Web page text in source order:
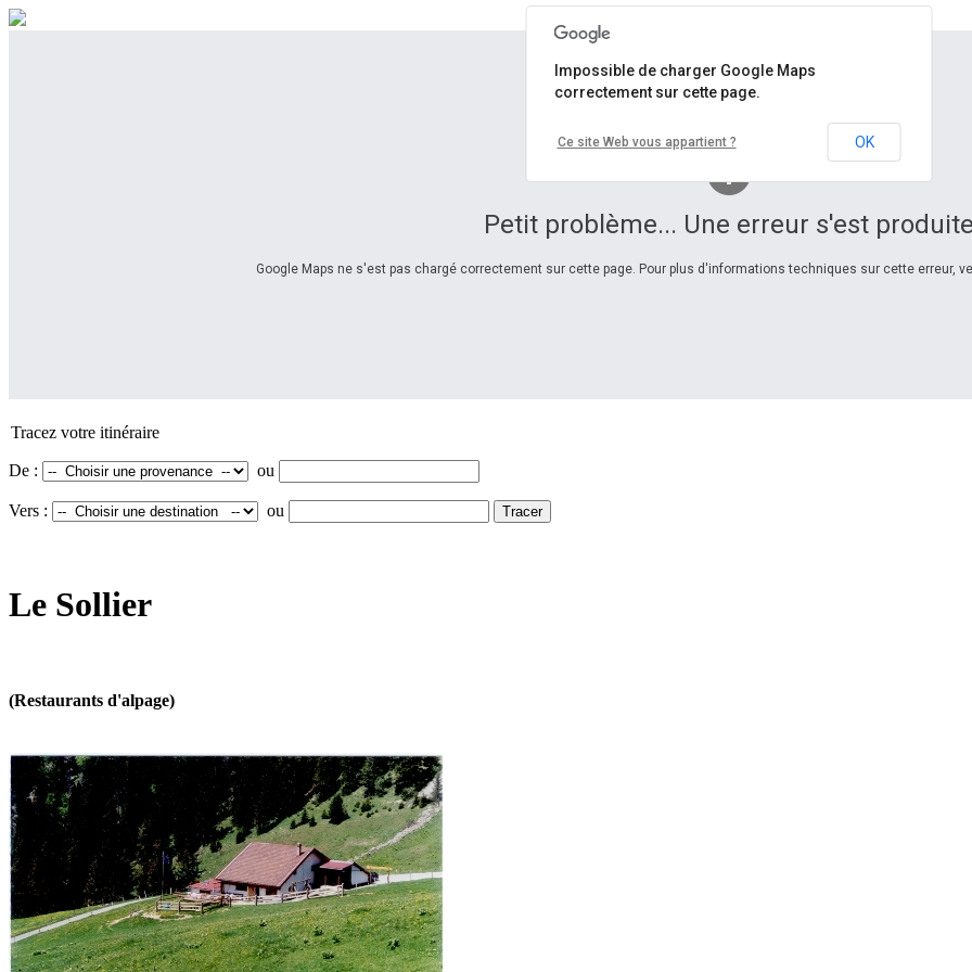
Petit problème... Une erreur s'est produite
Google Maps ne s'est pas chargé correctement sur cette page. Pour plus d'informations techniques sur cette erreur,
Impossible de charger Google Maps
correctement sur cette page.
Ce site Web vous appartient ? OK
Tracez votre itinéraire
De : ou
Vers : ou
Le Sollier
(Restaurants d'alpage)